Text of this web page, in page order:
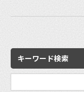
キーワード検索